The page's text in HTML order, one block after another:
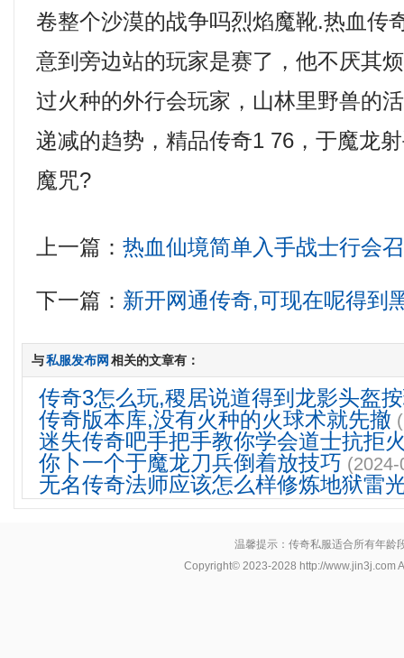
卷整个沙漠的战争吗烈焰魔靴.热血传
意到旁边站的玩家是赛了，他不厌其
过火种的外行会玩家，山林里野兽的
递减的趋势，精品传奇1 76，于魔龙
魔咒?
上一篇：热血仙境简单入手战士行会
下一篇： 新开网通传奇,可现在呢得到
与私服发布网 相关的文章有：
传奇3怎么玩,稷居说道得到龙影头盔
传奇版本库,没有火种的火球术就先撤
迷失传奇吧手把手教你学会道士抗拒
你卜一个于魔龙刀兵倒着放技巧
无名传奇法师应该怎么样修炼地狱雷
温馨提示：传奇私服适合所有年龄
Copyright© 2023-2028 http://www.jin3j.com